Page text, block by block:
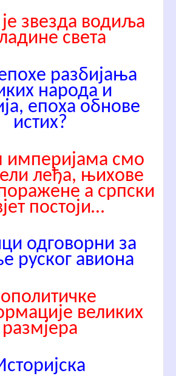
је звезда водиља
света
разбијања
народа и
епоха обнове
истих?
смо
леђа, њихове
а српски
постоји…
одговорни за
руског авиона
великих
размјера